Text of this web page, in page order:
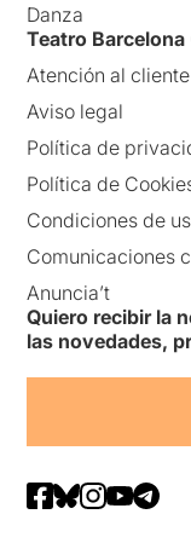
Danza
Teatro
Atención al cliente
Aviso legal
Política de
Política de
Condiciones de
Comunicaciones
Anuncia’t
Quiero recibir la
las novedades,